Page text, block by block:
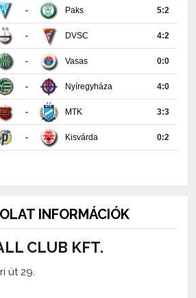
DVSC 4:2
Vasas 0:0
Nyíregyháza 4:0
MTK 3:3
Kisvárda 0:2
CLUB KFT.
út 29.